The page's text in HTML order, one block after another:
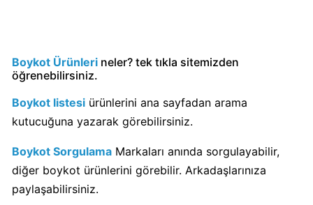
mü?
Nescafe
İsrail
Ürünü
mü?
Nescafe
Boykot
Boykot Ürünleri neler? tek tıkla sitemizden
öğrenebilirsiniz.
Boykot listesi ürünlerini ana sayfadan arama
kutucuğuna yazarak görebilirsiniz.
Boykot Sorgulama Markaları anında sorgulayabilir,
diğer boykot ürünlerini görebilir. Arkadaşlarınıza
paylaşabilirsiniz.